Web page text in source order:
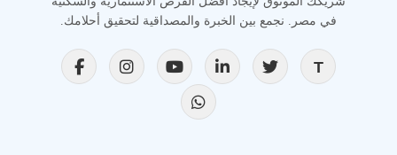
في مصر. نجمع بين الخبرة والمصداقية لتحقيق أحلامك.